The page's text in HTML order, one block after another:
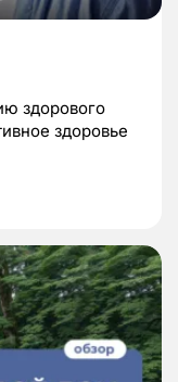
здорового
здоровье